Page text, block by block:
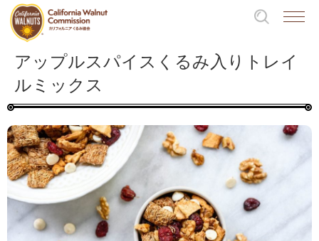
アップルスパイスくるみ入りトレイ
ルミックス